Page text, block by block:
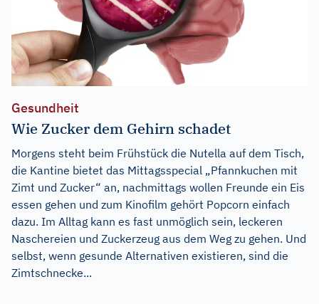
Gesundheit
Wie Zucker dem Gehirn schadet
Morgens steht beim Frühstück die Nutella auf dem Tisch,
die Kantine bietet das Mittagsspecial „Pfannkuchen mit
Zimt und Zucker“ an, nachmittags wollen Freunde ein Eis
essen gehen und zum Kinofilm gehört Popcorn einfach
dazu. Im Alltag kann es fast unmöglich sein, leckeren
Naschereien und Zuckerzeug aus dem Weg zu gehen. Und
selbst, wenn gesunde Alternativen existieren, sind die
Zimtschnecke...